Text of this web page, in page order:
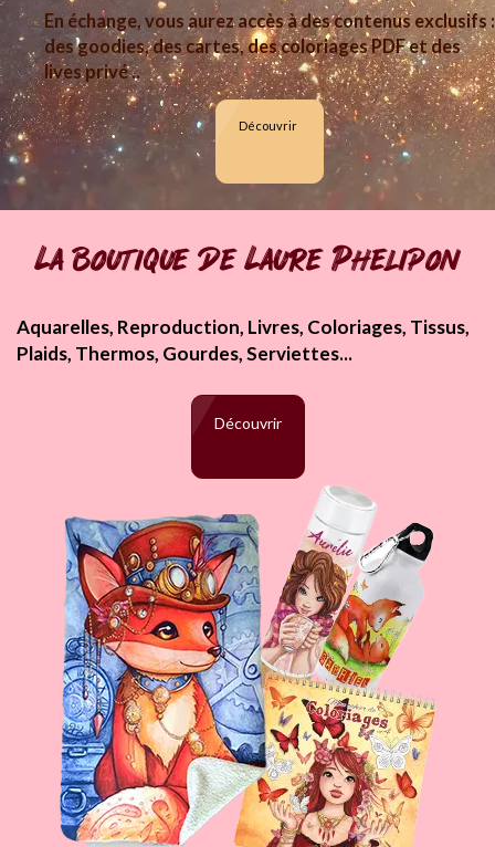
En échange, vous aurez accès à des contenus exclusifs :
des goodies, des cartes, des coloriages PDF et des
lives privé ..
Découvrir
La boutique de Laure Phelipon
Aquarelles, Reproduction, Livres, Coloriages, Tissus,
Plaids, Thermos, Gourdes, Serviettes...
Découvrir